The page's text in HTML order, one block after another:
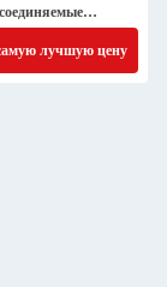
дома Малые
лучшую цену